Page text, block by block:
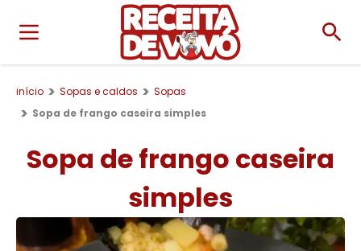
início Sopas e caldos
Sopas
Sopa de frango caseira simples
Sopa de frango caseira
simples